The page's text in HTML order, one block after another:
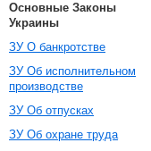
Основные Законы
Украины
ЗУ О банкротстве
ЗУ Об исполнительном
производстве
ЗУ Об отпусках
ЗУ Об охране труда